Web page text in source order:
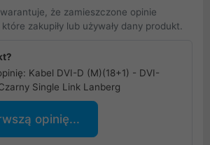
że zamieszczone opinie
zakupiły lub używały dany produkt.
Kabel DVI-D (M)(18+1) - DVI-
Single Link Lanberg
opinię...